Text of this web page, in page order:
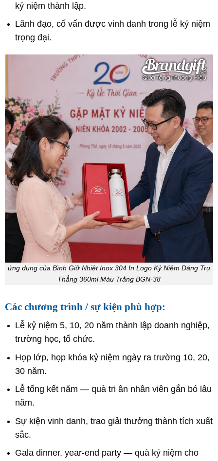
kỷ niệm thành lập.
Lãnh đạo, cố vấn được vinh danh trong lễ kỷ niệm
trọng đại.
ứng dụng của Bình Giữ Nhiệt Inox 304 In Logo Kỷ Niệm Dáng Trụ
Thẳng 360ml Màu Trắng BGN-38
Các chương trình / sự kiện phù hợp:
Lễ kỷ niệm 5, 10, 20 năm thành lập doanh nghiệp,
trường học, tổ chức.
Họp lớp, họp khóa kỷ niệm ngày ra trường 10, 20,
30 năm.
Lễ tổng kết năm — quà tri ân nhân viên gắn bó lâu
năm.
Sự kiện vinh danh, trao giải thưởng thành tích xuất
sắc.
Gala dinner, year-end party — quà kỷ niệm cho